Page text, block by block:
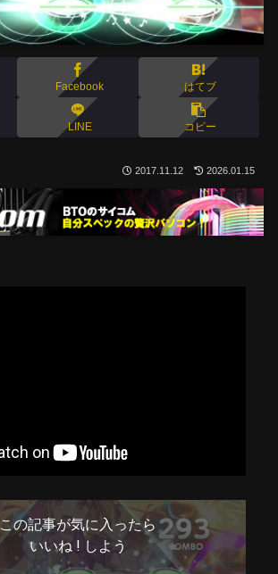
Facebook はてブ
LINE コピー
2017.11.12 2026.01.15
この記事が気に入ったら
いいね ! しよう